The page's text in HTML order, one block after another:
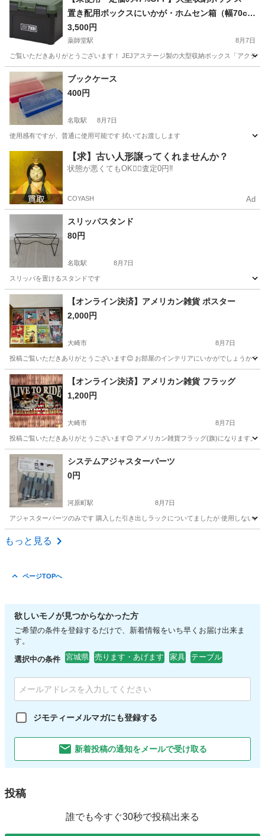
置き配用ボックスにいかが・ホムセン箱（幅70c
m）
3,500円
薬師堂駅 8月7日
ご覧いただきありがとうございます！ JEJアステージ製の大型収納ボックス「アクテ
宮城 仙台市 薬師堂駅
ブックケース
400円
名取駅 8月7日
使用感有ですが、普通に使用可能です 拭いてお渡しします
名取駅 収納家具
【求】古い人形譲ってくれませんか？
状態が悪くてもOK🙆‍♀️査定0円‼️
COYASH Ad
スリッパスタンド
80円
名取駅 8月7日
スリッパを置けるスタンドです
宮城 名取市 名取駅 収納家具 スタンド
【オンライン決済】アメリカン雑貨 ポスター
2,000円
大崎市 8月7日
投稿ご覧いただきありがとうございます😊 お部屋のインテリアにいかがでしょうか
宮城 大崎市 インテリア雑貨/小物 アメリカン雑貨
【オンライン決済】アメリカン雑貨 フラッグ
1,200円
大崎市 8月7日
投稿ご覧いただきありがとうございます😊 アメリカン雑貨フラッグ(旗)になります
宮城 大崎市 インテリア雑貨/小物 アメリカン雑貨
システムアジャスターパーツ
0円
河原町駅 8月7日
アジャスターパーツのみです 購入した引き出しラックについてましたが 使用しないの
宮城 仙台市
もっと見る
ページTOPへ
欲しいモノが見つからなかった方
ご希望の条件を登録するだけで、新着情報をいち早くお届け出来ま
す。
選択中の条件 宮城県 売ります・あげます 家具 テーブル
ジモティーメルマガにも登録する
新着投稿の通知をメールで受け取る
投稿
誰でも今すぐ30秒で投稿出来る